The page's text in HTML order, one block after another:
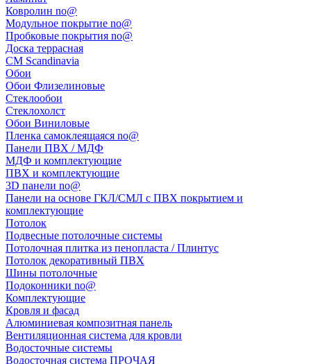
Ковролин no@
Модульное покрытие no@
Пробковые покрытия no@
Доска террасная
CM Scandinavia
Обои
Обои Флизелиновые
Стеклообои
Стеклохолст
Обои Виниловые
Пленка самоклеящаяся no@
Панели ПВХ / МДФ
МДФ и комплектующие
ПВХ и комплектующие
3D панели no@
Панели на основе ГКЛ/СМЛ с ПВХ покрытием и
комплектующие
Потолок
Подвесные потолочные системы
Потолочная плитка из пенопласта / Плинтус
Потолок декоративный ПВХ
Шины потолочные
Подоконники no@
Комплектующие
Кровля и фасад
Алюминиевая композитная панель
Вентиляционная система для кровли
Водосточные системы
Водосточная система ПРОЧАЯ